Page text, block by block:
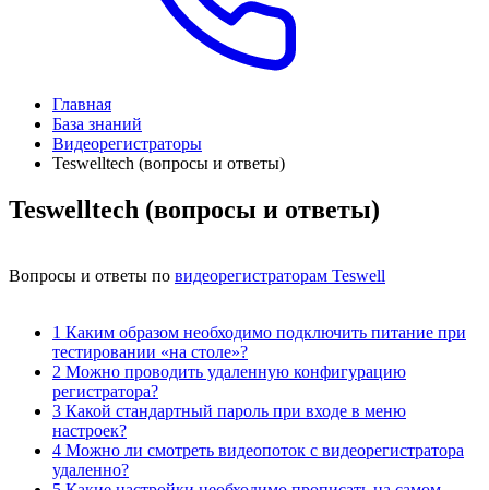
Главная
База знаний
Видеорегистраторы
Teswelltech (вопросы и ответы)
Teswelltech (вопросы и ответы)
Вопросы и ответы по видеорегистраторам Teswell
1 Каким образом необходимо подключить питание при
тестировании «на столе»?
2 Можно проводить удаленную конфигурацию
регистратора?
3 Какой стандартный пароль при входе в меню
настроек?
4 Можно ли смотреть видеопоток с видеорегистратора
удаленно?